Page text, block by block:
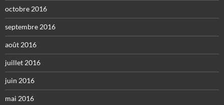
octobre 2016
septembre 2016
août 2016
juillet 2016
juin 2016
mai 2016